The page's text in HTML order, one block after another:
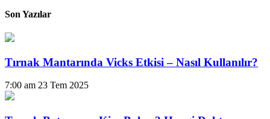
Son Yazılar
Tırnak Mantarında Vicks Etkisi – Nasıl Kullanılır?
7:00 am 23 Tem 2025